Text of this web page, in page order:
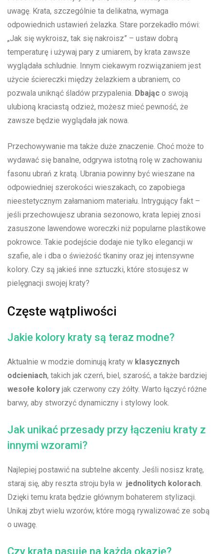
uwagę. Krata, szczególnie ta delikatna, wymaga
odpowiednich ustawień żelazka. Stare porzekadło mówi:
„Jak się wykroisz, tak się nakroisz” – ustaw dobrą
temperaturę i ‌używaj pary z⁣ umiarem, by krata zawsze
wyglądała schludnie. Innym ciekawym rozwiązaniem jest
użycie ściereczki między żelazkiem a ubraniem, co
pozwala uniknąć śladów przypalenia. Dbając o swoją
ulubioną kraciastą odzież, możesz mieć pewność, że
zawsze będzie wyglądała jak nowa.
Przechowywanie ma także duże znaczenie. ​Choć może to
wydawać się banalne, odgrywa istotną rolę w zachowaniu
fasonu ubrań z kratą. Ubrania powinny być⁢ wieszane na
⁣odpowiedniej szerokości wieszakach, ⁤co‍ zapobiega
nieestetycznym ‌załamaniom ⁢materiału. Intrygujący fakt –
jeśli przechowujesz ubrania sezonowo, krata lepiej znosi
zasuszone lawendowe woreczki niż popularne plastikowe
pokrowce. Takie podejście dodaje ​nie tylko elegancji​ w ​
szafie, ale i dba‌ o świeżość tkaniny oraz jej intensywne
kolory. Czy są jakieś inne sztuczki,‌ które stosujesz w
pielęgnacji swojej kraty?
Częste wątpliwości
Jakie kolory kraty są teraz modne?
Aktualnie w modzie dominują kraty w klasycznych
odcieniach, takich ‌jak czerń, biel, szarość, a także bardziej
wesołe kolory jak czerwony czy żółty. Warto łączyć różne
barwy, aby stworzyć dynamiczny i stylowy look.
Jak unikać przesady przy łączeniu ‌kraty z
innymi wzorami?
Najlepiej postawić na subtelne akcenty. Jeśli nosisz kratę,
staraj się, aby reszta ‌stroju była w ‌ jednolitych kolorach.‌
Dzięki temu krata będzie głównym bohaterem stylizacji.
Unikaj zbyt wielu wzorów, które mogą rywalizować ⁢ze sobą
o uwagę.
Czy krata pasuje na każdą okazję?